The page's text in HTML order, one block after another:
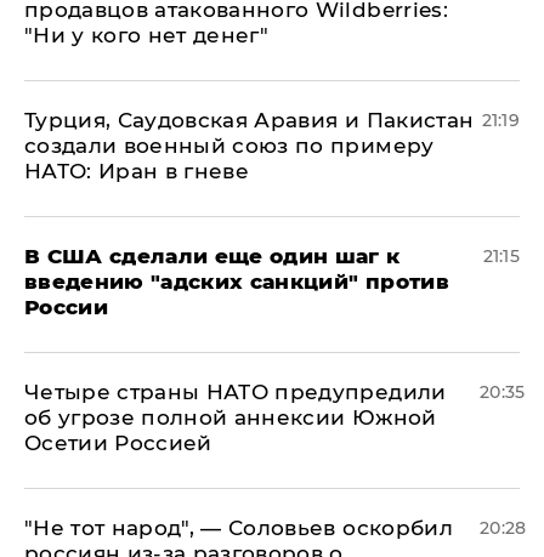
продавцов атакованного Wildberries:
"Ни у кого нет денег"
Турция, Саудовская Аравия и Пакистан
создали военный союз по примеру
НАТО: Иран в гневе
21:19
В США сделали еще один шаг к
введению "адских санкций" против
России
21:15
Четыре страны НАТО предупредили
об угрозе полной аннексии Южной
Осетии Россией
20:35
​"Не тот народ", — Соловьев оскорбил
20:28